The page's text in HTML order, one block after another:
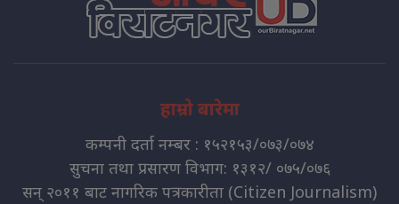
हाम्रो बारेमा
कम्पनी दर्ता नम्बर : १५२१५३/०७३/०७४
सुचना तथा प्रसारण विभाग: १३१२/ ०७५/०७६
सन् २०११ बाट नागरिक पत्रकारीता (Citizen Journalism)